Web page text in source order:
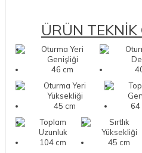
ÜRÜN TEKNİK
Oturma Yeri
Genişliği
46 cm
Oturma Yeri
Yüksekliği
45 cm
64
Toplam
Uzunluk
104 cm
Sırtlık
Yüksekliği
45 cm